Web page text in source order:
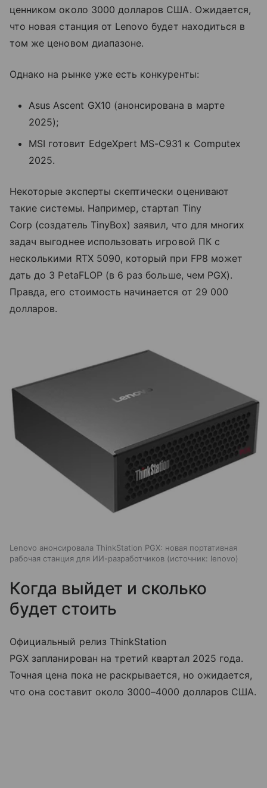
ценником около 3000 долларов США. Ожидается,
что новая станция от Lenovo будет находиться в
том же ценовом диапазоне.
Однако на рынке уже есть конкуренты:
Asus Ascent GX10 (анонсирована в марте
2025);
MSI готовит EdgeXpert MS-C931 к Computex
2025.
Некоторые эксперты скептически оценивают
такие системы. Например, стартап Tiny
Corp (создатель TinyBox) заявил, что для многих
задач выгоднее использовать игровой ПК с
несколькими RTX 5090, который при FP8 может
дать до 3 PetaFLOP (в 6 раз больше, чем PGX).
Правда, его стоимость начинается от 29 000
долларов.
Lenovo анонсировала ThinkStation PGX: новая портативная
рабочая станция для ИИ-разработчиков
источник: lenovo
Когда выйдет и сколько
будет стоить
Официальный релиз ThinkStation
PGX запланирован на третий квартал 2025 года.
Точная цена пока не раскрывается, но ожидается,
что она составит около 3000–4000 долларов США.